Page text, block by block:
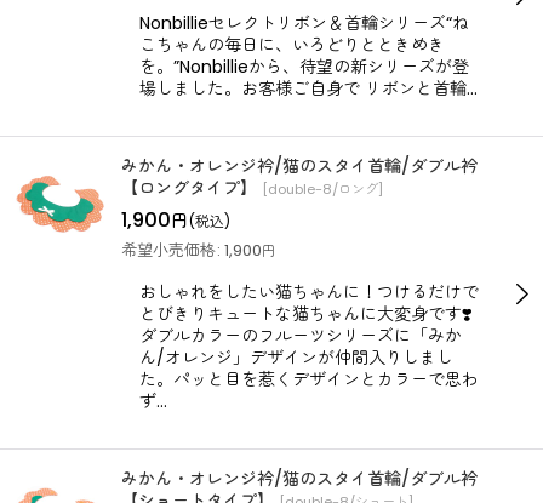
Nonbillieセレクトリボン＆首輪シリーズ“ね
こちゃんの毎日に、いろどりとときめき
を。”Nonbillieから、待望の新シリーズが登
場しました。お客様ご自身で リボンと首輪…
みかん・オレンジ衿/猫のスタイ首輪/ダブル衿
【ロングタイプ】
[double-8/ロング]
1,900円(税込)
希望小売価格: 1,900円
おしゃれをしたい猫ちゃんに！つけるだけで
とびきりキュートな猫ちゃんに大変身です❣️
ダブルカラーのフルーツシリーズに「みか
ん/オレンジ」デザインが仲間入りしまし
た。パッと目を惹くデザインとカラーで思わ
ず…
みかん・オレンジ衿/猫のスタイ首輪/ダブル衿